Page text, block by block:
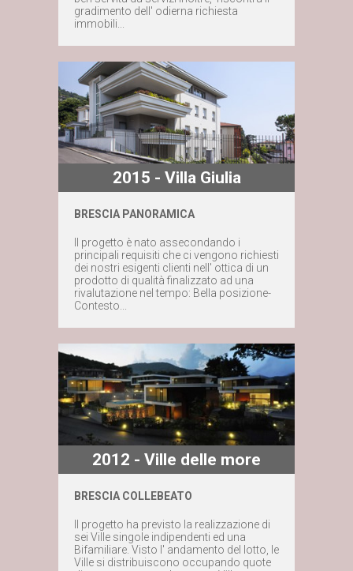
gradimento dell' odierna richiesta
immobili...
Maggiori dettagli
Contattaci subito
2015 - Villa Giulia
BRESCIA PANORAMICA
Il progetto è nato assecondando i
principali requisiti che ci vengono richiesti
dei nostri esigenti clienti nell' ottica di un
prodotto di qualità finalizzato ad una
rivalutazione nel tempo: Bella posizione-
Contesto...
Maggiori dettagli
Contattaci subito
2012 - Ville delle more
BRESCIA COLLEBEATO
Il progetto ha previsto la realizzazione di
sei Ville singole indipendenti ed una
Bifamiliare. Visto l' andamento del lotto, le
Ville si distribuiscono occupando quote